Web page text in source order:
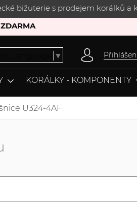
bižuterie s prodejem korálků a
▼
KORÁLKY - KOMPONENTY
U324-4AF